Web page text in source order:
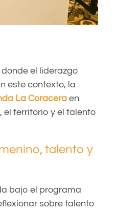
el liderazgo
este contexto, la
La Coracera en
el territorio y el talento
talento y
bajo el programa
sobre talento